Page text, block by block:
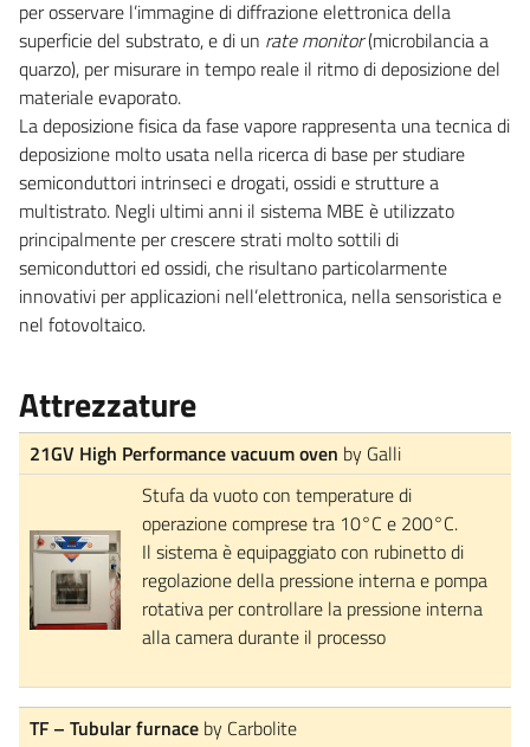
per osservare l’immagine di diffrazione elettronica della
superficie del substrato, e di un rate monitor(microbilancia a
quarzo), per misurare in tempo reale il ritmo di deposizione del
materiale evaporato.
La deposizione fisica da fase vapore rappresenta una tecnica di
deposizione molto usata nella ricerca di base per studiare
semiconduttori intrinseci e drogati, ossidi e strutture a
multistrato. Negli ultimi anni il sistema MBE è utilizzato
principalmente per crescere strati molto sottili di
semiconduttori ed ossidi, che risultano particolarmente
innovativi per applicazioni nell’elettronica, nella sensoristica e
nel fotovoltaico.
Attrezzature
21GV High Performance vacuum oven by Galli
Stufa da vuoto con temperature di
operazione comprese tra 10°C e 200°C.
Il sistema è equipaggiato con rubinetto di
regolazione della pressione interna e pompa
rotativa per controllare la pressione interna
alla camera durante il processo
TF – Tubular furnace by Carbolite